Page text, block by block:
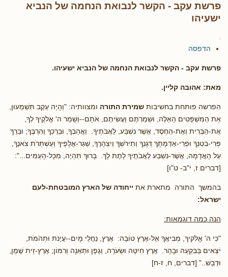
פרשת עקב - הקשר לנבואת הנחמה של הנביא
ישעיהו
הדפסה
פרשת עקב - הקשר לנבואת הנחמה של הנביא ישעיהו.
מאת: אהובה קליין.
הפרשה פותחת בחשיבות שמירת התורה ומצוותיה: "וְהָיָה עֵקֶב תִּשְׁמְעוּן,
אֵת הַמִּשְׁפָּטִים הָאֵלֶּה, וּשְׁמַרְתֶּם וַעֲשִׂיתֶם, אֹתָם--וְשָׁמַר ה' אֱלֹקֶיךָ לְךָ,
אֶת-הַבְּרִית וְאֶת-הַחֶסֶד, אֲשֶׁר נִשְׁבַּע, לַאֲבֹתֶיךָ. וַאֲהֵבְךָ, וּבֵרַכְךָ וְהִרְבֶּךָ; וּבֵרַךְ
פְּרִי-בִטְנְךָ וּפְרִי-אַדְמָתֶךָ דְּגָנְךָ וְתִירֹשְׁךָ וְיִצְהָרֶךָ, שְׁגַר-אֲלָפֶיךָ וְעַשְׁתְּרֹת צֹאנֶךָ,
עַל הָאֲדָמָה, אֲשֶׁר-נִשְׁבַּע לַאֲבֹתֶיךָ לָתֶת לָךְ. בָּרוּךְ תִּהְיֶה, מִכָּל-הָעַמִּים...":
[דברים ז, י"ב- ט"ו]
בהמשך התורה מתארת את ייחודה של הארץ המובטחת-לעם
ישראל:
הנה כמה דוגמאות:
"כִּי ה' אֱלֹקיךָ, מְבִיאֲךָ אֶל-אֶרֶץ טוֹבָה: אֶרֶץ, נַחֲלֵי מָיִם--עֲיָנֹת וּתְהֹמֹת,
יֹצְאִים בַּבִּקְעָה וּבָהָר. אֶרֶץ חִיטָּה וּשְׂעֹרָה, וְגֶפֶן וּתְאֵנָה וְרִמּוֹן; אֶרֶץ-זֵית שֶׁמֶן,
וּדְבָשׁ.." [דברים, ח, ז-ח]